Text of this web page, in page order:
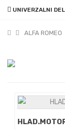
UNIVERZALNI
ALFA ROMEO